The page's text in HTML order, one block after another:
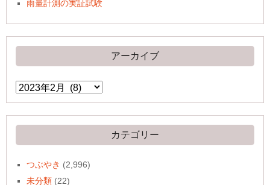
雨量計測の実証試験
アーカイブ
ア
ー
イ
ブ
カテゴリー
つぶやき (2,996)
未分類 (22)